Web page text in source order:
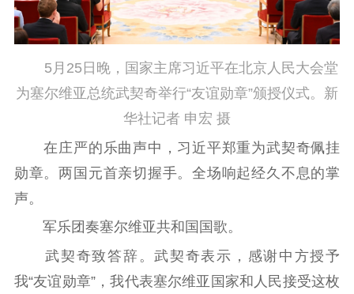
5月25日晚，国家主席习近平在北京人民大会堂
为塞尔维亚总统武契奇举行“友谊勋章”颁授仪式。新
华社记者 申宏 摄
在庄严的乐曲声中，习近平郑重为武契奇佩挂
勋章。两国元首亲切握手。全场响起经久不息的掌
声。
军乐团奏塞尔维亚共和国国歌。
武契奇致答辞。武契奇表示，感谢中方授予
我“友谊勋章”，我代表塞尔维亚国家和人民接受这枚